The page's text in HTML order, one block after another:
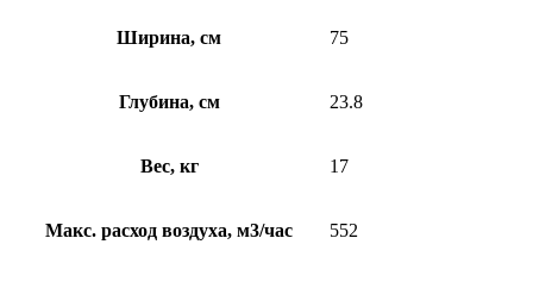
Ширина, см 75
Глубина, см 23.8
Вес, кг 17
Макс. расход воздуха, м3/час 552